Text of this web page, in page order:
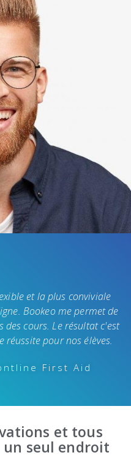
et la plus conviviale
Bookeo me permet de
cours. Le résultat c'est
pour nos élèves.
First Aid
et tous
seul endroit